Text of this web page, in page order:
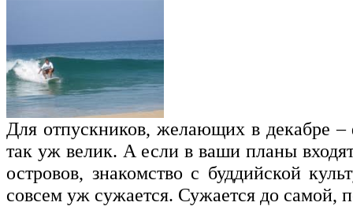
Для отпускников, желающих в декабре
так уж велик. А если в ваши планы
островов, знакомство с буддийской
совсем уж сужается. Сужается до самой,